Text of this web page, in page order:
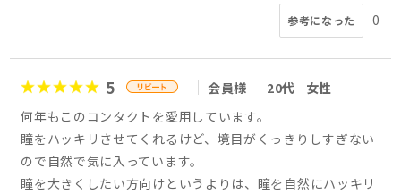
参考になった 0
5 会員様 20代
女性
何年もこのコンタクトを愛用しています。
瞳をハッキリさせてくれるけど、境目がくっきりしすぎない
ので自然で気に入っています。
瞳を大きくしたい方向けというよりは、瞳を自然にハッキリ